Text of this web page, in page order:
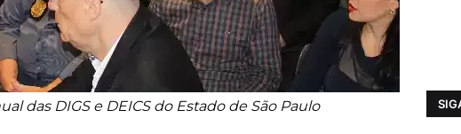
das DIGS e DEICS do Estado de São Paulo